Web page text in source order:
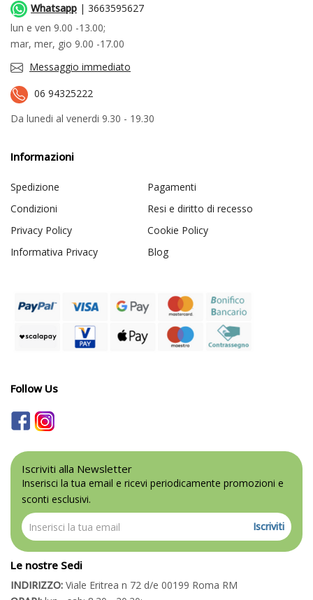
Whatsapp | 3663595627
lun e ven 9.00 -13.00;
mar, mer, gio 9.00 -17.00
Messaggio immediato
06 94325222
Da lunedi al venerdi 9.30 - 19.30
Informazioni
Spedizione
Pagamenti
Condizioni
Resi e diritto di recesso
Privacy Policy
Cookie Policy
Informativa Privacy
Blog
Follow Us
Iscriviti alla Newsletter
Inserisci la tua email e ricevi periodicamente promozioni e
sconti esclusivi.
Iscriviti
Le nostre Sedi
INDIRIZZO: Viale Eritrea n 72 d/e 00199 Roma RM